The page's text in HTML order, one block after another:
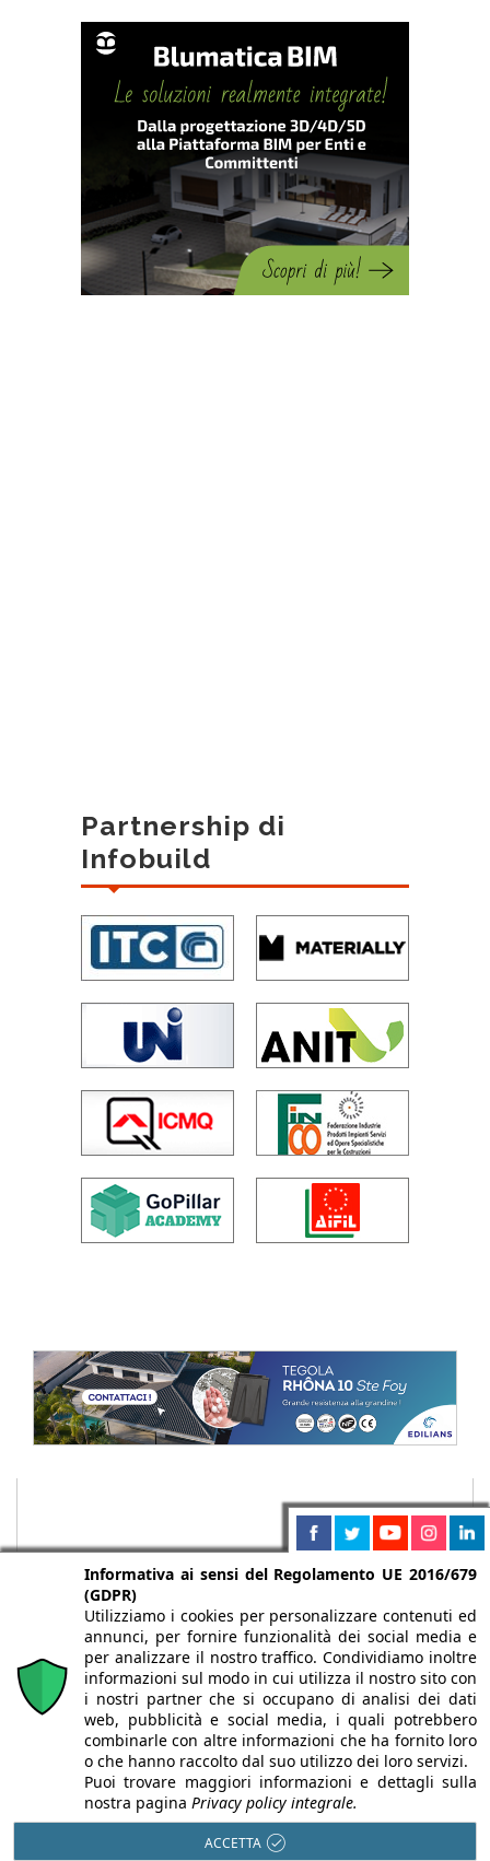
Partnership di
Infobuild
Chi siamo Autori Per la tua pubblicità
Iscriviti alla
newsletter
Informativa ai sensi del Regolamento UE 2016/679
(GDPR)
Utilizziamo i cookies per personalizzare contenuti ed
annunci, per fornire funzionalità dei social media e
per analizzare il nostro traffico. Condividiamo inoltre
informazioni sul modo in cui utilizza il nostro sito con
i nostri partner che si occupano di analisi dei dati
web, pubblicità e social media, i quali potrebbero
combinarle con altre informazioni che ha fornito loro
o che hanno raccolto dal suo utilizzo dei loro servizi.
Puoi trovare maggiori informazioni e dettagli sulla
nostra pagina Privacy policy integrale.
ACCETTA